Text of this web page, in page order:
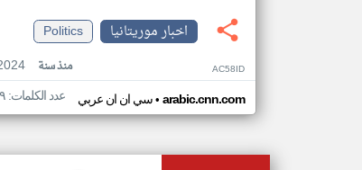
اخبار موريتانيا
Politics
منذ سنة AC58ID
سي ان ان عربي• arabic.cnn.com عدد الكلمات: ١٠٩ ميديا: ٥